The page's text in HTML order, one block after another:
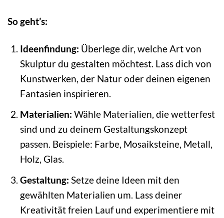
So geht’s:
Ideenfindung: Überlege dir, welche Art von
Skulptur du gestalten möchtest. Lass dich von
Kunstwerken, der Natur oder deinen eigenen
Fantasien inspirieren.
Materialien: Wähle Materialien, die wetterfest
sind und zu deinem Gestaltungskonzept
passen. Beispiele: Farbe, Mosaiksteine, Metall,
Holz, Glas.
Gestaltung: Setze deine Ideen mit den
gewählten Materialien um. Lass deiner
Kreativität freien Lauf und experimentiere mit